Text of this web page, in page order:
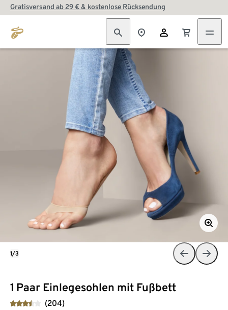
Gratisversand ab 29 € & kostenlose Rücksendung
1 Paar Einlegesohlen mit Fußbett
(204)
1/3